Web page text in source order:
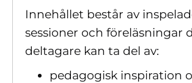
Innehållet består av
sessioner och föreläsningar
deltagare kan ta del av:
pedagogisk inspiration